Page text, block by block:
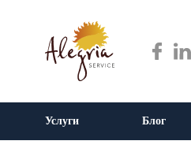
Услуги Блог